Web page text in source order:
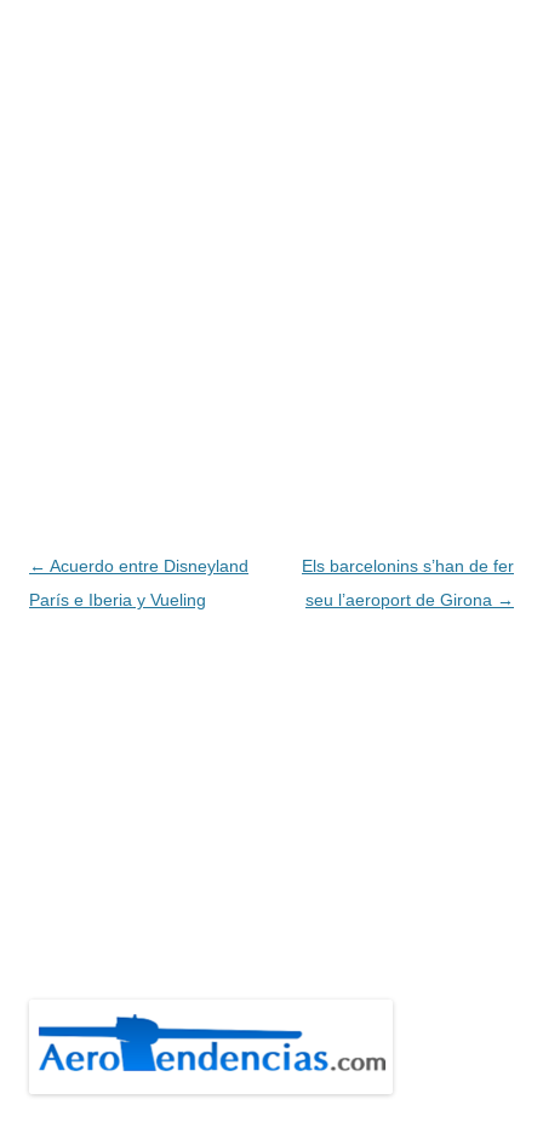
Navegación
de
← Acuerdo entre Disneyland
París e Iberia y Vueling
Els barcelonins s’han de fer
seu l’aeroport de Girona →